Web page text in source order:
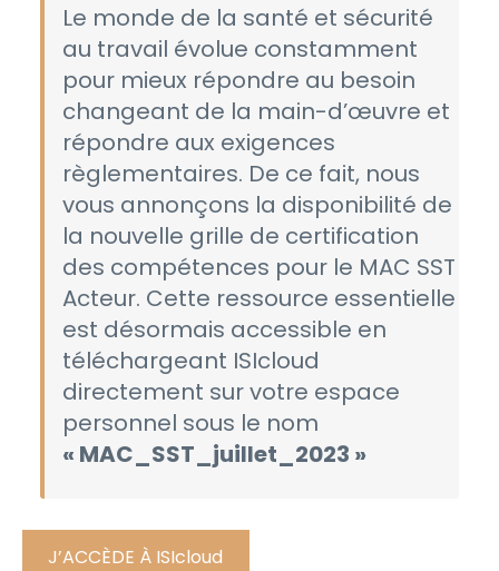
Le monde de la santé et sécurité
au travail évolue constamment
pour mieux répondre au besoin
changeant de la main-d’œuvre et
répondre aux exigences
règlementaires. De ce fait, nous
vous annonçons la disponibilité de
la nouvelle grille de certification
des compétences pour le MAC SST
Acteur. Cette ressource essentielle
est désormais accessible en
téléchargeant ISIcloud
directement sur votre espace
personnel sous le nom
« MAC_SST_juillet_2023 »
J’ACCÈDE À ISIcloud